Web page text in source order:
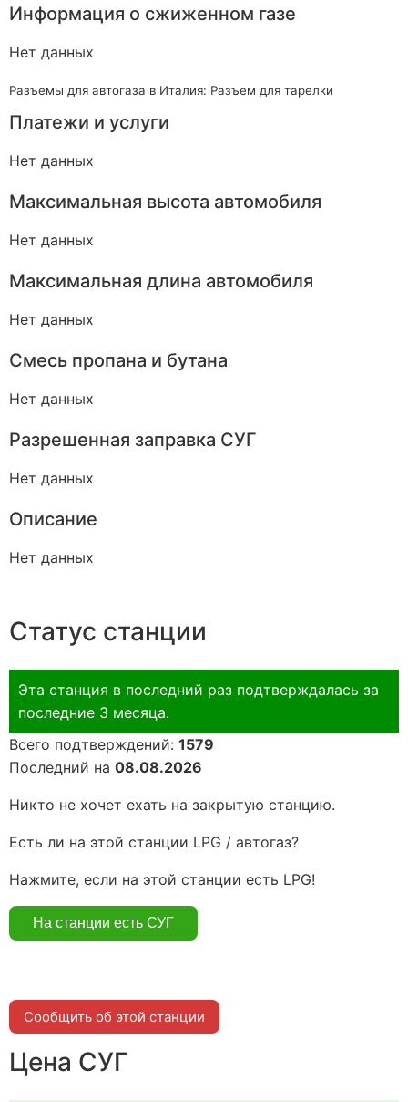
Информация о сжиженном газе
Нет данных
Разъемы для автогаза в Италия: Разъем для тарелки
Платежи и услуги
Нет данных
Максимальная высота автомобиля
Нет данных
Максимальная длина автомобиля
Нет данных
Смесь пропана и бутана
Нет данных
Разрешенная заправка СУГ
Нет данных
Описание
Нет данных
Статус станции
Эта станция в последний раз подтверждалась за
последние 3 месяца.
Всего подтверждений: 1579
Последний на 08.08.2026
Никто не хочет ехать на закрытую станцию.
Есть ли на этой станции LPG / автогаз?
Нажмите, если на этой станции есть LPG!
Сообщить об этой станции
Цена СУГ